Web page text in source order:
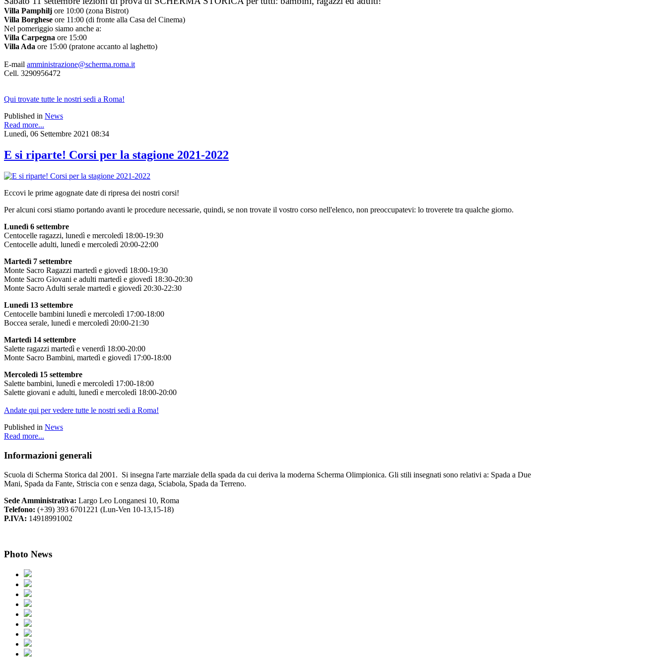
Villa Pamphilj ore 10:00 (zona Bistrot)
Villa Borghese ore 11:00 (di fronte alla Casa del Cinema)
Nel pomeriggio siamo anche a:
Villa Carpegna ore 15:00
Villa Ada ore 15:00 (pratone accanto al laghetto)
E-mail amministrazione@scherma.roma.it
Cell. 3290956472
Qui trovate tutte le nostri sedi a Roma!
Published in News
Read more...
Lunedì, 06 Settembre 2021 08:34
E si riparte! Corsi per la stagione 2021-2022
Eccovi le prime agognate date di ripresa dei nostri corsi!
Per alcuni corsi stiamo portando avanti le procedure necessarie, quindi, se non trovate il vostro corso nell'elenco, non preoccupatevi: lo troverete tra qualche giorno.
Lunedì 6 settembre
Centocelle ragazzi, lunedì e mercoledì 18:00-19:30
Centocelle adulti, lunedì e mercoledì 20:00-22:00
Martedì 7 settembre
Monte Sacro Ragazzi martedì e giovedì 18:00-19:30
Monte Sacro Giovani e adulti martedì e giovedì 18:30-20:30
Monte Sacro Adulti serale martedì e giovedì 20:30-22:30
Lunedì 13 settembre
Centocelle bambini lunedì e mercoledì 17:00-18:00
Boccea serale, lunedì e mercoledì 20:00-21:30
Martedì 14 settembre
Salette ragazzi martedì e venerdì 18:00-20:00
Monte Sacro Bambini, martedì e giovedì 17:00-18:00
Mercoledì 15 settembre
Salette bambini, lunedì e mercoledì 17:00-18:00
Salette giovani e adulti, lunedì e mercoledì 18:00-20:00
Andate qui per vedere tutte le nostri sedi a Roma!
Published in News
Read more...
Informazioni generali
Scuola di Scherma Storica dal 2001. Si insegna l'arte marziale della spada da cui deriva la moderna Scherma Olimpionica. Gli stili insegnati sono relativi a: Spada a Due
Mani, Spada da Fante, Striscia con e senza daga, Sciabola, Spada da Terreno.
Sede Amministrativa: Largo Leo Longanesi 10, Roma
Telefono: (+39) 393 6701221 (Lun-Ven 10-13,15-18)
P.IVA: 14918991002
Photo News